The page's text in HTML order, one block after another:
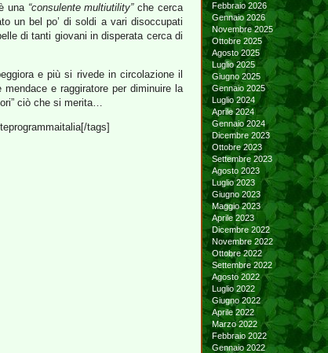
una “consulente multiutility”che cerca
un bel po’ di soldi a vari disoccupati
di tanti giovani in disperata cerca di
e più si rivede in circolazione il
e raggiratore per diminuire la
ciò che si merita…
tags]
Febbraio 2026
Gennaio 2026
Novembre 2025
Ottobre 2025
Agosto 2025
Luglio 2025
Giugno 2025
Gennaio 2025
Luglio 2024
Aprile 2024
Gennaio 2024
Dicembre 2023
Ottobre 2023
Settembre 2023
Agosto 2023
Luglio 2023
Giugno 2023
Maggio 2023
Aprile 2023
Dicembre 2022
Novembre 2022
Ottobre 2022
Settembre 2022
Agosto 2022
Luglio 2022
Giugno 2022
Aprile 2022
Marzo 2022
Febbraio 2022
Gennaio 2022